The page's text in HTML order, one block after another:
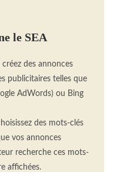
le SEA
créez des annonces
publicitaires telles que
AdWords) ou Bing
des mots-clés
vos annonces
recherche ces mots-
affichées.